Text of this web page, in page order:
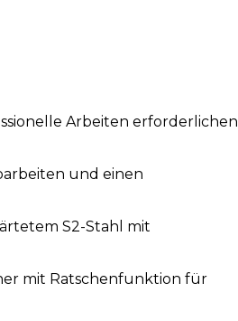
Arbeiten erforderlichen
und einen
S2-Stahl mit
mit Ratschenfunktion für